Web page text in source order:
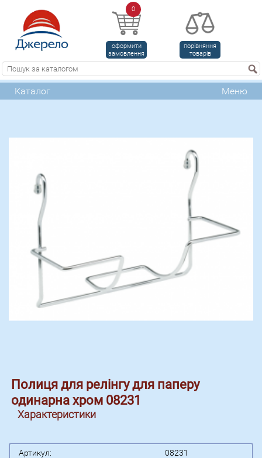
0
оформити
замовлення
порівняння
товарів
Каталог Меню
Полиця для релінгу для паперу
одинарна хром 08231
Характеристики
Артикул:
08231